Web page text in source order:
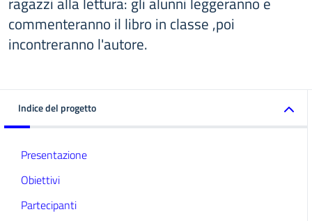
commenteranno il libro in classe ,poi
incontreranno l'autore.
Indice del progetto
Presentazione
Obiettivi
Partecipanti